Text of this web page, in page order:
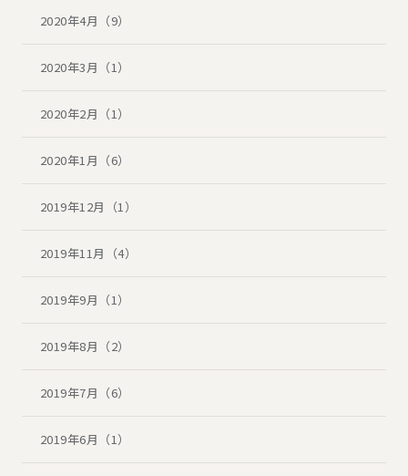
2020年4月（9）
2020年3月（1）
2020年2月（1）
2020年1月（6）
2019年12月（1）
2019年11月（4）
2019年9月（1）
2019年8月（2）
2019年7月（6）
2019年6月（1）